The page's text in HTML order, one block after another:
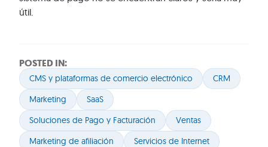
útil.
POSTED IN:
CMS y plataformas de comercio electrónico
CRM
Marketing
SaaS
Soluciones de Pago y Facturación
Ventas
Marketing de afiliación
Servicios de Internet